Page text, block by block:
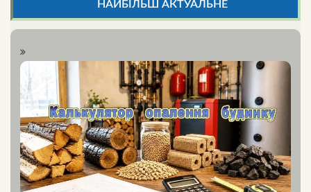
НАЙБІЛЬШ АКТУАЛЬНЕ